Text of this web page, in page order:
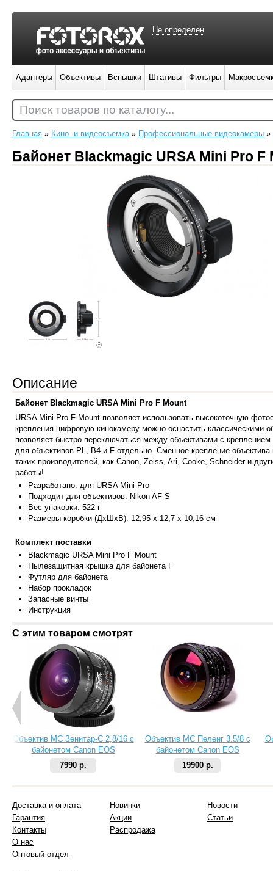
Главная » Кино- и видеосъемка» Профессиональные видеокамеры »
Байонет Blackmagic URSA Mini Pro F
Описание
Байонет Blackmagic URSA Mini Pro F Mount
URSA Mini Pro F Mount позволяет использовать высокоточную
крепления цифровую кинокамеру можно оснастить классическими
позволяет быстро переключаться между объективами с
для объективов PL, B4 и F отдельно. Сменное крепление
таких производителей, как Canon, Zeiss, Ari, Cooke, Schneider и
работы!
Разработано: для URSA Mini Pro
Подходит для объективов: Nikon AF-S
Вес упаковки: 522 г
Размеры коробки (ДхШхВ): 12,95 x 12,7 x 10,16 см
Комплект поставки
Blackmagic URSA Mini Pro F Mount
Пылезащитная крышка для байонета F
Футляр для байонета
Набор прокладок
Запасные винты
Инструкция
С этим товаром смотрят
Объектив МС Зенитар-C 2,8/16 с
байонетом Canon EOS
7990 р.
Объектив МС Пеленг 3.5/8 с
байонетом Canon EOS
19900 р.
Не определен
Адаптеры Объективы Вспышки Штативы Фильтры
Поиск товаров по каталогу...
Доставка и оплата
Гарантия
Контакты
О нас
Оптовый отдел
Новинки
Акции
Распродажа
Новости
Статьи